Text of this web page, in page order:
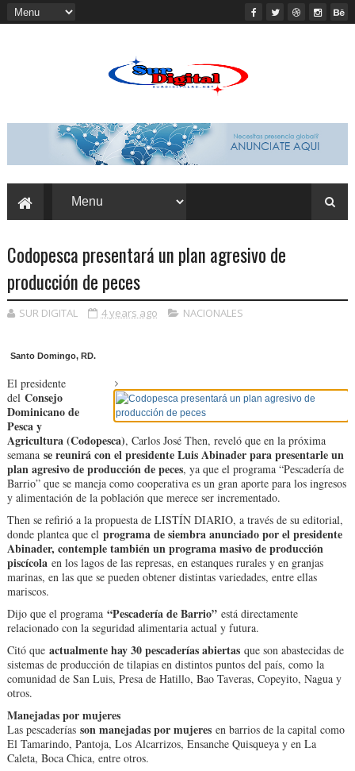
Codopesca presentará un plan agresivo de
producción de peces
SUR DIGITAL 4 years ago NACIONALES
Santo Domingo, RD.
El presidente
del Consejo
Dominicano de
Pesca y
Agricultura (Codopesca), Carlos José Then, reveló que en la próxima
semanase reunirá con el presidente Luis Abinader para presentarle un
plan agresivo de producción de peces, ya que el programa “Pescadería de
Barrio” que se maneja como cooperativa es un gran aporte para los ingresos
y alimentación de la población que merece ser incrementado.
Then se refirió a la propuesta de LISTÍN DIARIO, a través de su editorial,
donde plantea que el programa de siembra anunciado por el presidente
Abinader, contemple también un programa masivo de producción
piscícola en los lagos de las represas, en estanques rurales y en granjas
marinas, en las que se pueden obtener distintas variedades, entre ellas
mariscos.
Dijo que el programa “Pescadería de Barrio”está directamente
relacionado con la seguridad alimentaria actual y futura.
Citó que actualmente hay 30 pescaderías abiertasque son abastecidas de
sistemas de producción de tilapias en distintos puntos del país, como la
comunidad de San Luis, Presa de Hatillo, Bao Taveras, Copeyito, Nagua y
otros.
Manejadas por mujeres
Las pescaderías son manejadas por mujeresen barrios de la capital como
El Tamarindo, Pantoja, Los Alcarrizos, Ensanche Quisqueya y en La
Caleta, Boca Chica, entre otros.